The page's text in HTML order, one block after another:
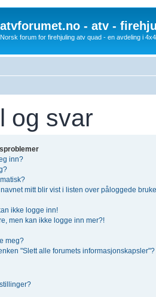
atvforumet.no - atv -
Norsk forum for firehjuling atv quad - en avdeling i
og svar
inn?
mitt blir vist i listen over påloggede
ikke logge inn!
men kan ikke logge inn mer?!
meg?
"Slett alle forumets informasjonskapsler"?